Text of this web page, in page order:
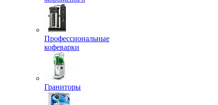
Профессиональные
кофеварки
Граниторы